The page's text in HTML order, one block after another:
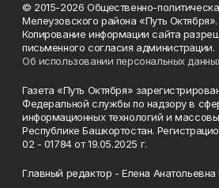
© 2015-2026 Общественно-
Мелеузовского района «Путь Октября».
Копирование информации сайта
письменного согласия администрации.
Об использовании персональных
Газета «Путь Октября»
Федеральной службы по надзору в
информационных технологий и
Республике Башкортостан.
02 - 01784 от 19.05.2025 г.
Главный редактор - Елена